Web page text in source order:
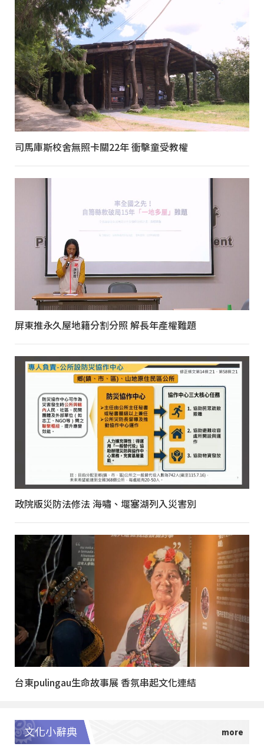
司馬庫斯校舍無照卡關22年 衝擊童受教權
屏東推永久屋地籍分割分照 解長年產權難題
政院版災防法修法 海嘯、堰塞湖列入災害別
台東pulingau生命故事展 香氛串起文化連結
文化小辭典